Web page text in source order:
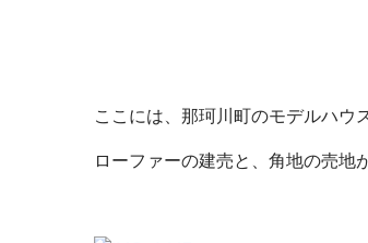
ここには、那珂川町のモデルハウ
ローファーの建売と、角地の売地